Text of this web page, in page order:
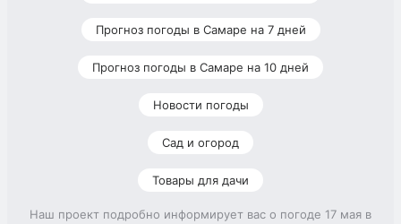
Прогноз погоды в Самаре на 7 дней
Прогноз погоды в Самаре на 10 дней
Новости погоды
Сад и огород
Товары для дачи
Наш проект подробно информирует вас о погоде 17 мая в